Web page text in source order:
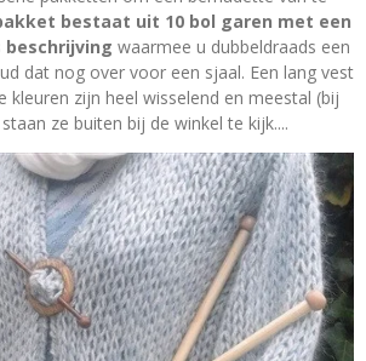
bestaat uit 10 bol garen met een
waarmee u dubbeldraads een
dat nog over voor een sjaal. Een lang vest
kleuren zijn heel wisselend en meestal (bij
ze buiten bij de winkel te kijk....